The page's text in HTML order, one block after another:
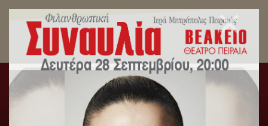
Προσφορά αγάπης από την Ι.Μητρόπολη